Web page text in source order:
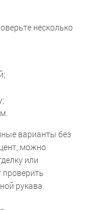
несколько
варианты без
можно
или
проверить
рукава.